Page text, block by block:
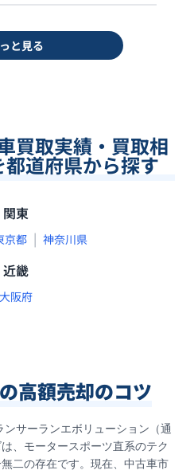
と見る
買取実績・買取相
道府県から探す
関東
京都 | 神奈川県
近畿
大阪府
高額売却のコツ
サーランエボリューション（通
、モータースポーツ直系のテク
二の存在です。現在、中古車市